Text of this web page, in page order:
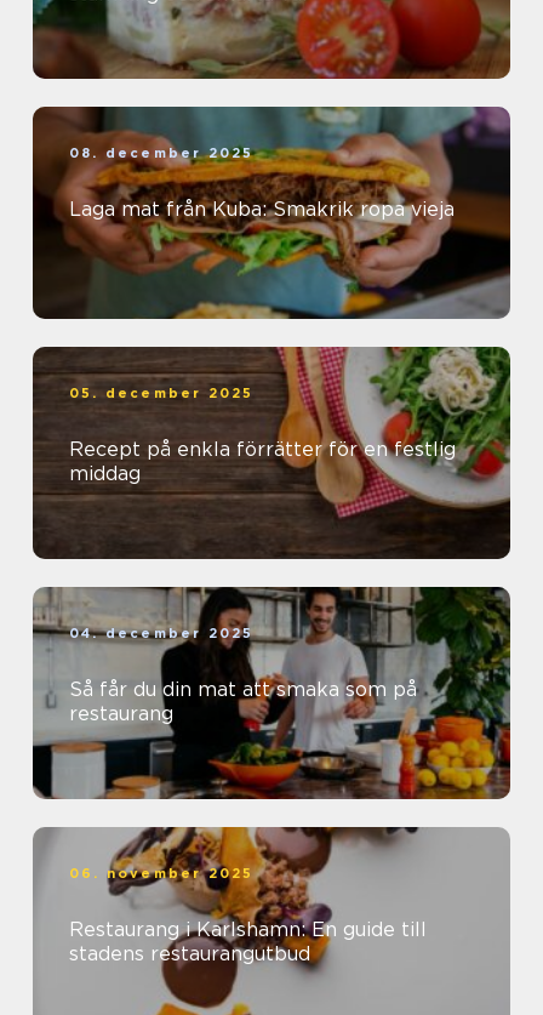
08. december 2025
Laga mat från Kuba: Smakrik ropa vieja
05. december 2025
Recept på enkla förrätter för en festlig
middag
04. december 2025
Så får du din mat att smaka som på
restaurang
06. november 2025
Restaurang i Karlshamn: En guide till
stadens restaurangutbud